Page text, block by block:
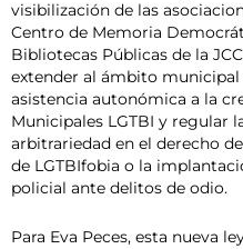
visibilización de las
Centro de Memoria
Bibliotecas Públicas de la
extender al ámbito municipal
asistencia autonómica a la
Municipales LGTBI y regular
arbitrariedad en el derecho
de LGTBIfobia o la
policial ante delitos de odio.
Para Eva Peces, esta nueva